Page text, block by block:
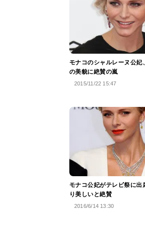
モナコのシャルレーヌ公妃
の美貌に絶賛の嵐
2015/11/22 15:47
モナコ公妃がテレビ祭に出
り美しいと絶賛
2016/6/14 13:30